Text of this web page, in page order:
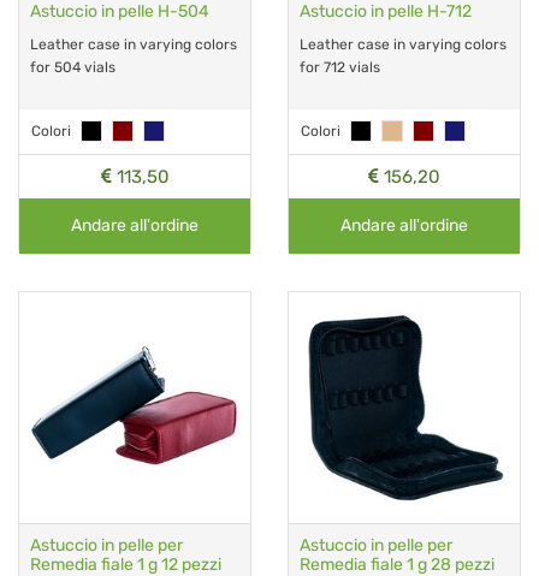
Astuccio in pelle H-504
Leather case in varying colors
for 504 vials
Colori
113,50
Andare all'ordine
Astuccio in pelle H-712
Leather case in varying colors
for 712 vials
Colori
156,20
Andare all'ordine
Astuccio in pelle per
Remedia fiale 1 g 12 pezzi
Astuccio in pelle per
Remedia fiale 1 g 28 pezzi